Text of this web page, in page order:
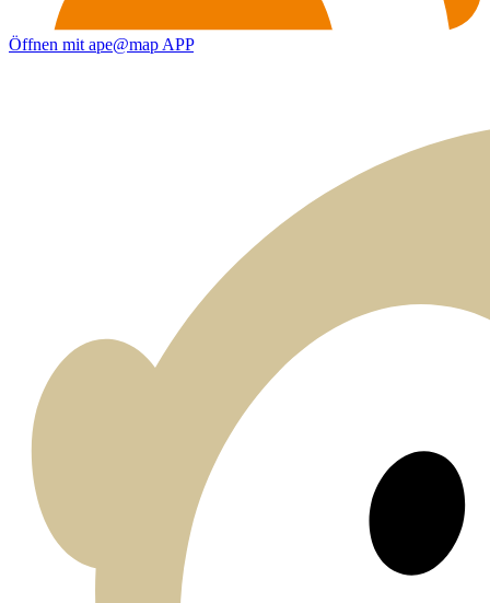
Öffnen mit ape@map APP